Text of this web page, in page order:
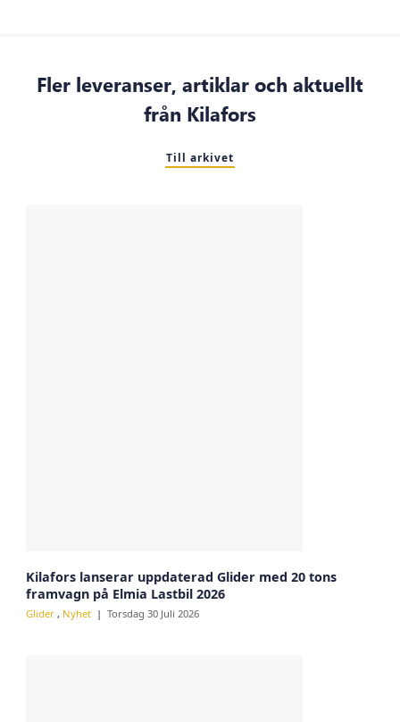
Fler leveranser, artiklar och aktuellt
från Kilafors
Till arkivet
Kilafors lanserar uppdaterad Glider med 20 tons
framvagn på Elmia Lastbil 2026
Glider , Nyhet Torsdag 30 Juli 2026